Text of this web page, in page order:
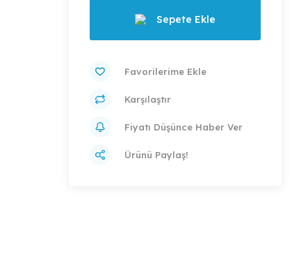
Sepete Ekle
Karşılaştır
Fiyatı Düşünce Haber Ver
Ürünü Paylaş!